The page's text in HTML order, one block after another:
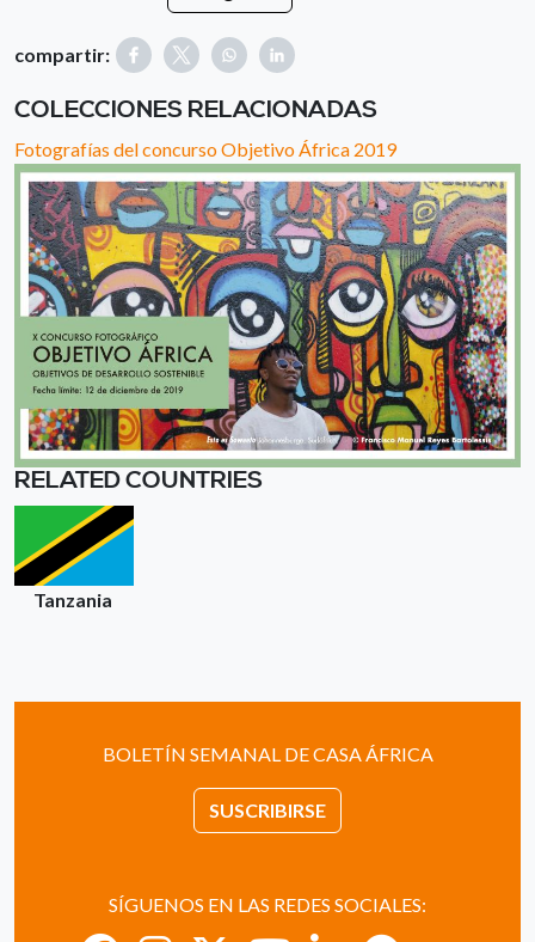
compartir:
COLECCIONES RELACIONADAS
Fotografías del concurso Objetivo África 2019
RELATED COUNTRIES
Tanzania
BOLETÍN SEMANAL DE CASA ÁFRICA
SUSCRIBIRSE
SÍGUENOS EN LAS REDES SOCIALES: